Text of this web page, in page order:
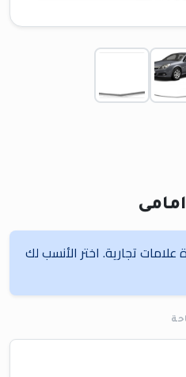
تجارية. اختر الأنسب لك